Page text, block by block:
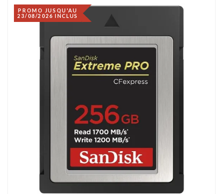
PROMO JUSQU'AU
23/08/2026 INCLUS